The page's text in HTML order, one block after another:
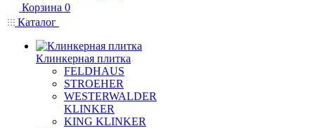
Корзина 0
Каталог
Клинкерная плитка
FELDHAUS
STROEHER
WESTERWALDER
KLINKER
KING KLINKER